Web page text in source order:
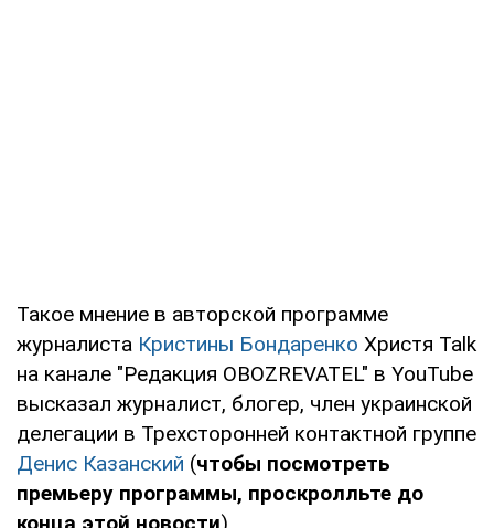
Такое мнение в авторской программе
журналиста Кристины Бондаренко Христя Talk
на канале "Редакция OBOZREVATEL" в YouTube
высказал журналист, блогер, член украинской
делегации в Трехсторонней контактной группе
Денис Казанский (чтобы посмотреть
премьеру программы, проскролльте до
конца этой новости).